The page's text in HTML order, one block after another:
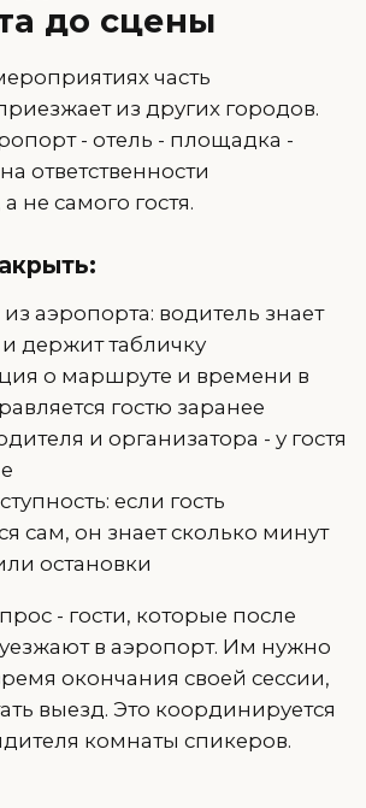
до сцены
часть
из других городов.
- отель - площадка -
ответственности
не самого гостя.
аэропорта: водитель знает
и держит табличку
о маршруте и времени в
гостю заранее
и организатора - у гостя
если гость
сам, он знает сколько минут
остановки
- гости, которые после
в аэропорт. Им нужно
окончания своей сессии,
выезд. Это координируется
комнаты спикеров.